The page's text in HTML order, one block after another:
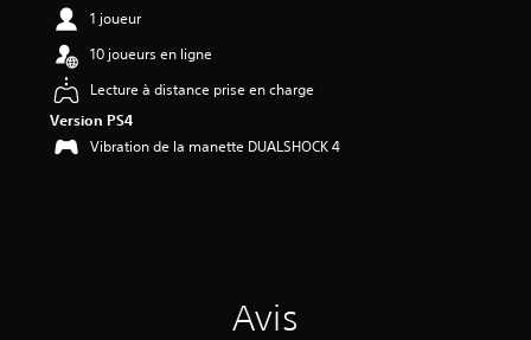
1 joueur
10 joueurs en ligne
Lecture à distance prise en charge
Version PS4
Vibration de la manette DUALSHOCK 4
Avis